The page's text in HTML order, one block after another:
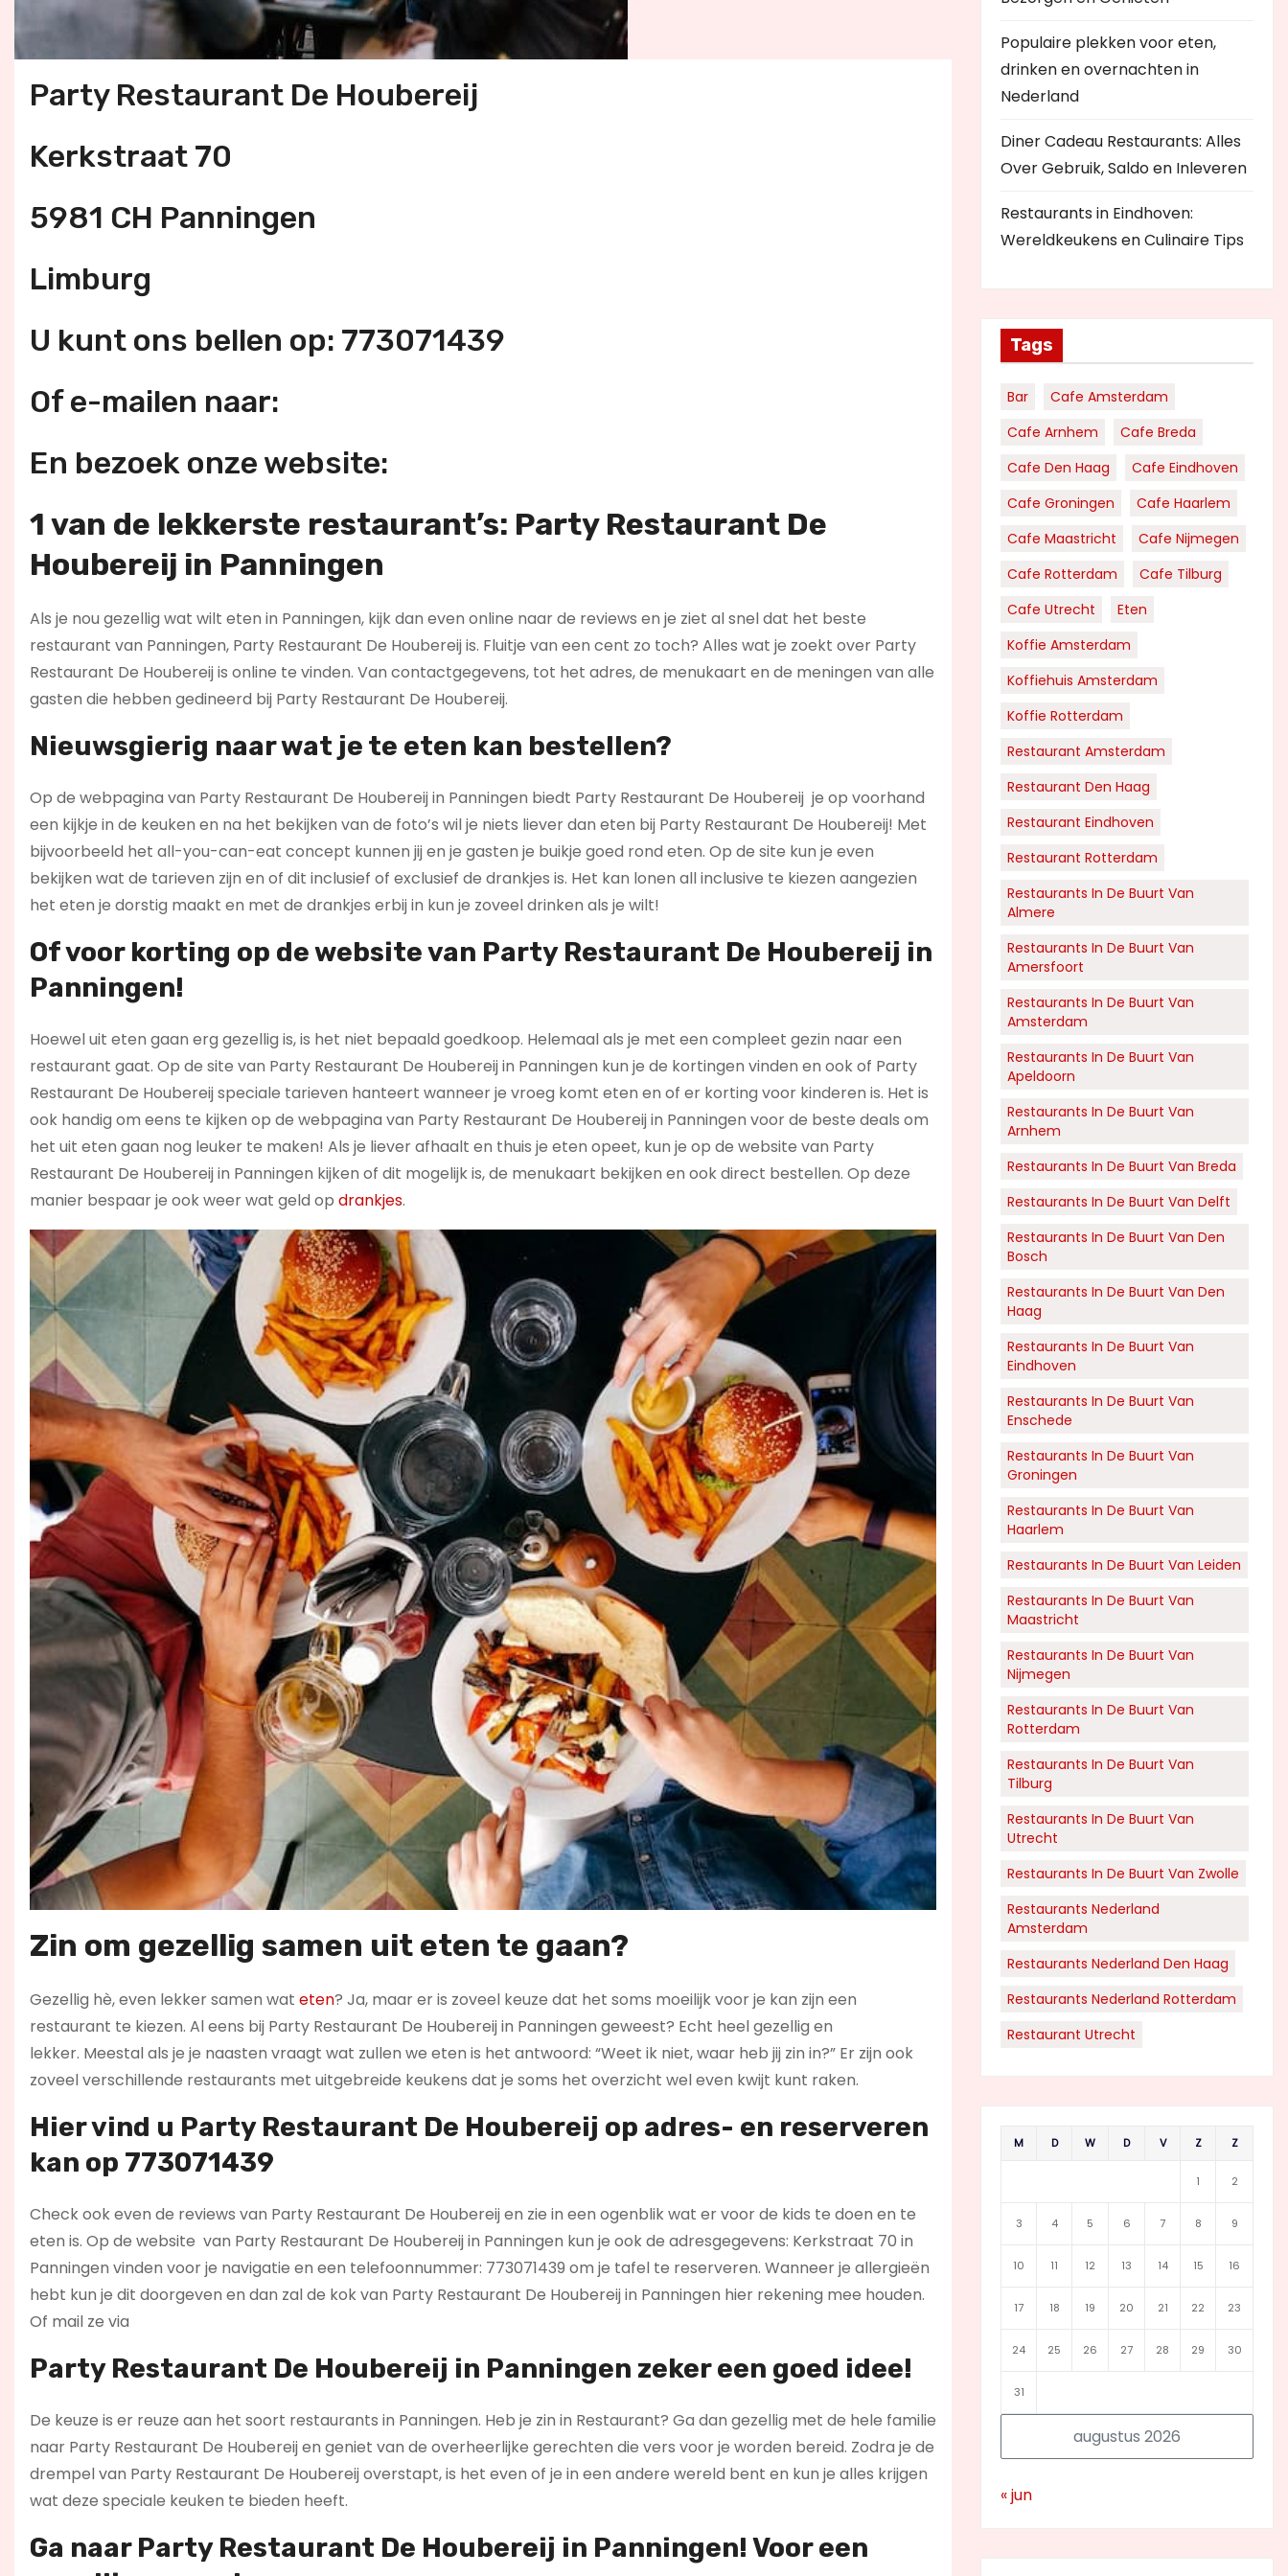
Party Restaurant De Houbereij
Kerkstraat 70
5981 CH Panningen
Limburg
U kunt ons bellen op: 773071439
Of e-mailen naar:
En bezoek onze website:
1 van de lekkerste restaurant’s: Party Restaurant De
Houbereij in Panningen
Als je nou gezellig wat wilt eten in Panningen, kijk dan even online naar de reviews en je ziet al snel dat het beste
restaurant van Panningen, Party Restaurant De Houbereij is. Fluitje van een cent zo toch? Alles wat je zoekt over Party
Restaurant De Houbereij is online te vinden. Van contactgegevens, tot het adres, de menukaart en de meningen van alle
gasten die hebben gedineerd bij Party Restaurant De Houbereij.
Nieuwsgierig naar wat je te eten kan bestellen?
Op de webpagina van Party Restaurant De Houbereij in Panningen biedt Party Restaurant De Houbereij je op voorhand
een kijkje in de keuken en na het bekijken van de foto’s wil je niets liever dan eten bij Party Restaurant De Houbereij! Met
bijvoorbeeld het all-you-can-eat concept kunnen jij en je gasten je buikje goed rond eten. Op de site kun je even
bekijken wat de tarieven zijn en of dit inclusief of exclusief de drankjes is. Het kan lonen all inclusive te kiezen aangezien
het eten je dorstig maakt en met de drankjes erbij in kun je zoveel drinken als je wilt!
Of voor korting op de website van Party Restaurant De Houbereij in
Panningen!
Hoewel uit eten gaan erg gezellig is, is het niet bepaald goedkoop. Helemaal als je met een compleet gezin naar een
restaurant gaat. Op de site van Party Restaurant De Houbereij in Panningen kun je de kortingen vinden en ook of Party
Restaurant De Houbereij speciale tarieven hanteert wanneer je vroeg komt eten en of er korting voor kinderen is. Het is
ook handig om eens te kijken op de webpagina van Party Restaurant De Houbereij in Panningen voor de beste deals om
het uit eten gaan nog leuker te maken! Als je liever afhaalt en thuis je eten opeet, kun je op de website van Party
Restaurant De Houbereij in Panningen kijken of dit mogelijk is, de menukaart bekijken en ook direct bestellen. Op deze
manier bespaar je ook weer wat geld op drankjes.
Zin om gezellig samen uit eten te gaan?
Gezellig hè, even lekker samen wat eten? Ja, maar er is zoveel keuze dat het soms moeilijk voor je kan zijn een
restaurant te kiezen. Al eens bij Party Restaurant De Houbereij in Panningen geweest? Echt heel gezellig en
lekker. Meestal als je je naasten vraagt wat zullen we eten is het antwoord: “Weet ik niet, waar heb jij zin in?” Er zijn ook
zoveel verschillende restaurants met uitgebreide keukens dat je soms het overzicht wel even kwijt kunt raken.
Hier vind u Party Restaurant De Houbereij op adres- en reserveren
kan op 773071439
Check ook even de reviews van Party Restaurant De Houbereij en zie in een ogenblik wat er voor de kids te doen en te
eten is. Op de website van Party Restaurant De Houbereij in Panningen kun je ook de adresgegevens: Kerkstraat 70 in
Panningen vinden voor je navigatie en een telefoonnummer: 773071439 om je tafel te reserveren. Wanneer je allergieën
hebt kun je dit doorgeven en dan zal de kok van Party Restaurant De Houbereij in Panningen hier rekening mee houden.
Of mail ze via
Party Restaurant De Houbereij in Panningen zeker een goed idee!
De keuze is er reuze aan het soort restaurants in Panningen. Heb je zin in Restaurant? Ga dan gezellig met de hele familie
naar Party Restaurant De Houbereij en geniet van de overheerlijke gerechten die vers voor je worden bereid. Zodra je de
drempel van Party Restaurant De Houbereij overstapt, is het even of je in een andere wereld bent en kun je alles krijgen
wat deze speciale keuken te bieden heeft.
Ga naar Party Restaurant De Houbereij in Panningen! Voor een
Populaire plekken voor eten,
drinken en overnachten in
Nederland
Diner Cadeau Restaurants: Alles
Over Gebruik, Saldo en Inleveren
Restaurants in Eindhoven:
Wereldkeukens en Culinaire Tips
Tags
Bar
Cafe Amsterdam
Cafe Arnhem
Cafe Breda
Cafe Den Haag
Cafe Eindhoven
Cafe Groningen
Cafe Haarlem
Cafe Maastricht
Cafe Nijmegen
Cafe Rotterdam
Cafe Tilburg
Cafe Utrecht
Eten
Koffie Amsterdam
Koffiehuis Amsterdam
Koffie Rotterdam
Restaurant Amsterdam
Restaurant Den Haag
Restaurant Eindhoven
Restaurant Rotterdam
Restaurants In De Buurt Van
Almere
Restaurants In De Buurt Van
Amersfoort
Restaurants In De Buurt Van
Amsterdam
Restaurants In De Buurt Van
Apeldoorn
Restaurants In De Buurt Van
Arnhem
Restaurants In De Buurt Van Breda
Restaurants In De Buurt Van Delft
Restaurants In De Buurt Van Den
Bosch
Restaurants In De Buurt Van Den
Haag
Restaurants In De Buurt Van
Eindhoven
Restaurants In De Buurt Van
Enschede
Restaurants In De Buurt Van
Groningen
Restaurants In De Buurt Van
Haarlem
Restaurants In De Buurt Van Leiden
Restaurants In De Buurt Van
Maastricht
Restaurants In De Buurt Van
Nijmegen
Restaurants In De Buurt Van
Rotterdam
Restaurants In De Buurt Van
Tilburg
Restaurants In De Buurt Van
Utrecht
Restaurants In De Buurt Van Zwolle
Restaurants Nederland
Amsterdam
Restaurants Nederland Den Haag
Restaurants Nederland Rotterdam
Restaurant Utrecht
augustus 2026
M D W D V Z Z
1 2
3 4 5 6 7 8 9
10 11 12 13 14 15 16
17 18 19 20 21 22 23
24 25 26 27 28 29 30
31
« jun